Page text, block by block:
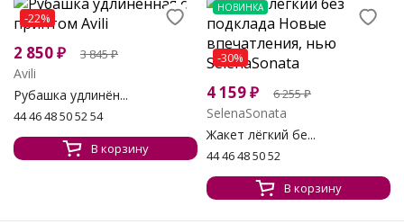
-22%
2 850₽ 3 845₽
Avili
Рубашка удлинён...
44 46 48 50 52 54
В корзину
НОВИНКА
-30%
4 159₽ 6 255₽
SelenaSonata
Жакет лёгкий бе...
44 46 48 50 52
В корзину